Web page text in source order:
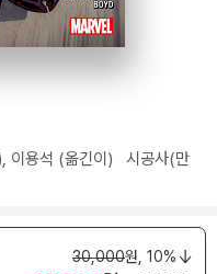
이용석 (옮긴이) 시공사(만
30,000원, 10%